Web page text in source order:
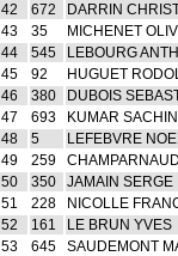
42
672
DARRIN
43
35
MICHENET
44
545
LEBOURG
45
92
HUGUET
46
380
DUBOIS
47
693
KUMAR SACHIN
48
5
LEFEBVRE
49
259
50
350
JAMAIN SERGE
51
228
NICOLLE
52
161
LE BRUN YVES
53
645
SAUDEMONT